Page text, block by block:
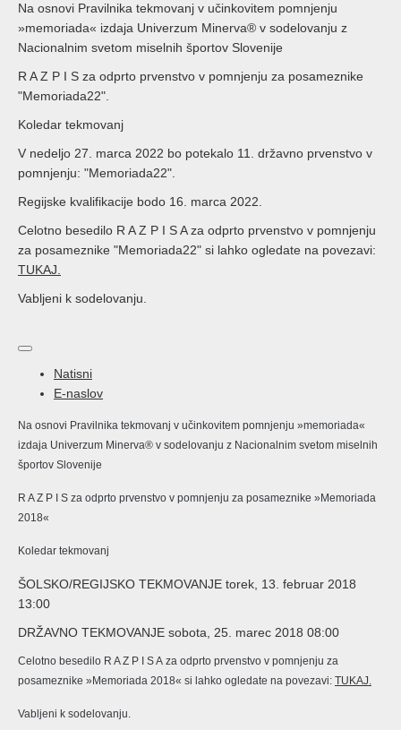
Na osnovi Pravilnika tekmovanj v učinkovitem pomnjenju
»memoriada« izdaja Univerzum Minerva® v sodelovanju z
Nacionalnim svetom miselnih športov Slovenije
R A Z P I S za odprto prvenstvo v pomnjenju za posameznike
"Memoriada22".
Koledar tekmovanj
V nedeljo 27. marca 2022 bo potekalo 11. državno prvenstvo v
pomnjenju: "Memoriada22".
Regijske kvalifikacije bodo 16. marca 2022.
Celotno besedilo R A Z P I S A za odprto prvenstvo v pomnjenju
za posameznike "Memoriada22" si lahko ogledate na povezavi:
TUKAJ.
Vabljeni k sodelovanju.
Natisni
E-naslov
Na osnovi Pravilnika tekmovanj v učinkovitem pomnjenju »memoriada«
izdaja Univerzum Minerva® v sodelovanju z Nacionalnim svetom miselnih
športov Slovenije
R A Z P I S za odprto prvenstvo v pomnjenju za posameznike »Memoriada
2018«
Koledar tekmovanj
ŠOLSKO/REGIJSKO TEKMOVANJE torek, 13. februar 2018
13:00
DRŽAVNO TEKMOVANJE sobota, 25. marec 2018 08:00
Celotno besedilo R A Z P I S A za odprto prvenstvo v pomnjenju za
posameznike »Memoriada 2018« si lahko ogledate na povezavi: TUKAJ.
Vabljeni k sodelovanju.